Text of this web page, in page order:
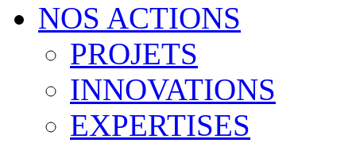
NOS ACTIONS
PROJETS
INNOVATIONS
EXPERTISES